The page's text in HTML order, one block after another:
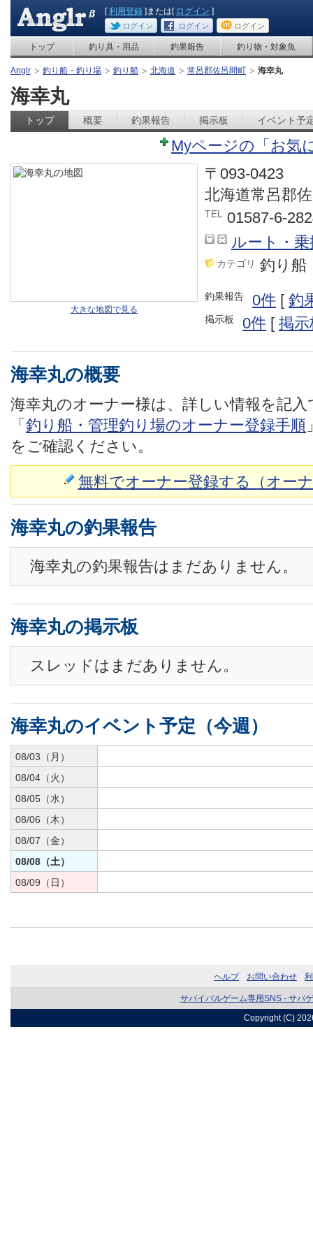
[利用登録 ]または[ ログイン ]
ログイン ログイン ログイン
トップ 釣り具・用品 釣果報告 釣り物・対象魚
Anglr 釣り船・釣り場 釣り船 北海道 常呂郡佐呂間町 海幸丸
海幸丸
トップ 概要 釣果報告 掲示板 イベント予
Myページの「お気
大きな地図で見る
〒093-0423
北海道常呂郡
TEL
01587-6-
ルート・
カテゴリ 釣り船
釣果報告 0件 [ 釣
掲示板 0件 [ 掲
海幸丸の概要
海幸丸のオーナー様は、詳しい情報を記
「 釣り船・管理釣り場のオーナー登録手順
をご確認ください。
無料でオーナー登録する（オー
海幸丸の釣果報告
海幸丸の釣果報告はまだありません。
海幸丸の掲示板
スレッドはまだありません。
海幸丸のイベント予定（今週）
08/03（月）
08/04（火）
08/05（水）
08/06（木）
08/07（金）
08/08（土）
08/09（日）
ヘルプ お問い合わせ
サバイバルゲーム専用SNS - サバ
Copyright (C)